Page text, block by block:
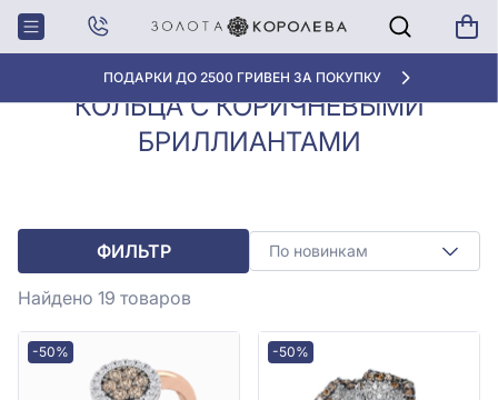
АКЦИЯ ДЛЯ КЛИЕНТОВ «НОВАЯ ПОЧТА»
Главная
Кольца с
бриллиантами
Кольца с коричневыми
бриллиантами
КОЛЬЦА С КОРИЧНЕВЫМИ
БРИЛЛИАНТАМИ
ФИЛЬТР По новинкам
Найдено 19 товаров
-50% -50%